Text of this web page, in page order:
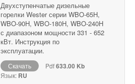
Двухступенчатые дизельные
горелки Wester серии WBO-65H,
WBO-90H, WBO-180H, WBO-240H
с диапазоном мощности 331 - 652
кВт. Инструкция по
эксплуатации.
Скачать Pdf633.00 Kb
Язык: RU